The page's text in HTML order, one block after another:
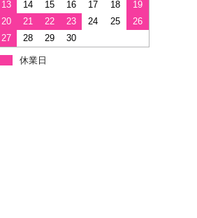
13
14 15 16 17 18
19
20
21 22 23 24 25
26
27
28 29 30
休業日